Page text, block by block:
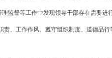
监督等工作中发现领导干部存在需要
责、工作作风、遵守组织制度、道德品